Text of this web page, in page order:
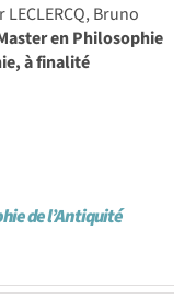
LECLERCQ, Bruno
en Philosophie
à finalité
de l’Antiquité